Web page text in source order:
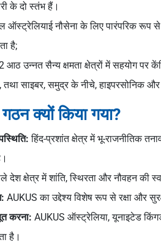
के दो स्तंभ हैं।
ऑस्ट्रेलियाई नौसेना के लिए पारंपरिक रूप
है;
उन्नत सैन्य क्षमता क्षेत्रों में सहयोग पर
साइबर, समुद्र के नीचे, हाइपरसोनिक
क्यों किया गया?
हिंद-प्रशांत क्षेत्र में भू-राजनीतिक
देश क्षेत्र में शांति, स्थिरता और नौवहन की
AUKUS का उद्देश्य विशेष रूप से रक्षा और
करना: AUKUS ऑस्ट्रेलिया, यूनाइटेड
है।